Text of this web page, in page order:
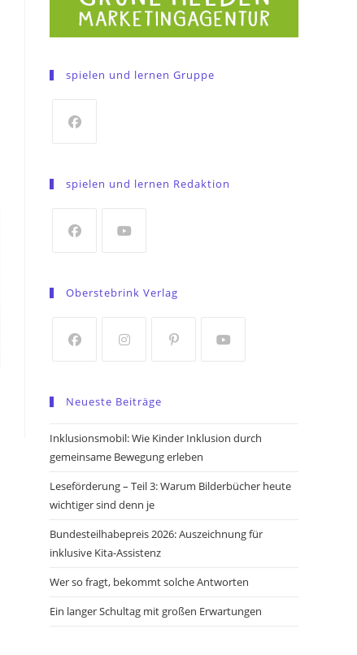
spielen und lernen Gruppe
a
tab
spielen und lernen Redaktion
a
tab
Oberstebrink Verlag
a
new
tab
new
tab
a
new
tab
new
tab
Neueste Beiträge
Inklusionsmobil: Wie Kinder Inklusion durch
gemeinsame Bewegung erleben
Leseförderung – Teil 3: Warum Bilderbücher heute
wichtiger sind denn je
Bundesteilhabepreis 2026: Auszeichnung für
inklusive Kita-Assistenz
Wer so fragt, bekommt solche Antworten
Ein langer Schultag mit großen Erwartungen